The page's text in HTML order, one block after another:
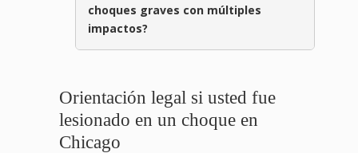
choques graves con múltiples
impactos?
Orientación legal si usted fue
lesionado en un choque en
Chicago